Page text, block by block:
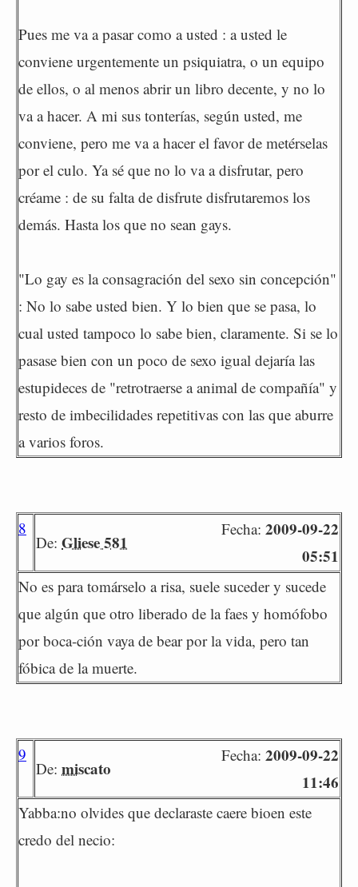
Pues me va a pasar como a usted : a usted le
conviene urgentemente un psiquiatra, o un equipo
de ellos, o al menos abrir un libro decente, y no lo
va a hacer. A mi sus tonterías, según usted, me
conviene, pero me va a hacer el favor de metérselas
por el culo. Ya sé que no lo va a disfrutar, pero
créame : de su falta de disfrute disfrutaremos los
demás. Hasta los que no sean gays.
"Lo gay es la consagración del sexo sin concepción"
: No lo sabe usted bien. Y lo bien que se pasa, lo
cual usted tampoco lo sabe bien, claramente. Si se lo
pasase bien con un poco de sexo igual dejaría las
estupideces de "retrotraerse a animal de compañía" y
resto de imbecilidades repetitivas con las que aburre
a varios foros.
8
De: Gliese 581
Fecha: 2009-09-22
05:51
No es para tomárselo a risa, suele suceder y sucede
que algún que otro liberado de la faes y homófobo
por boca-ción vaya de bear por la vida, pero tan
fóbica de la muerte.
9
De: miscato
Fecha: 2009-09-22
11:46
Yabba:no olvides que declaraste caere bioen este
credo del necio: